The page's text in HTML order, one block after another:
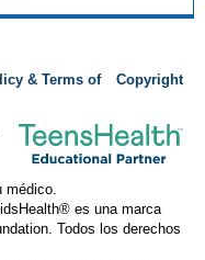
& Terms of
Copyright
médico.
es una marca
Todos los derechos